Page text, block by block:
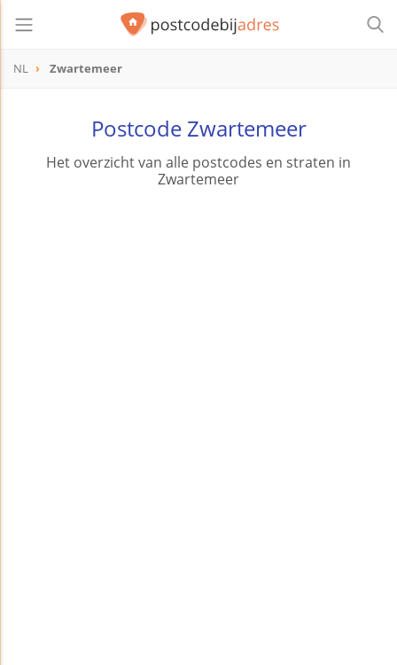
NL Zwartemeer
Postcode Zwartemeer
Het overzicht van alle postcodes en straten in
Zwartemeer